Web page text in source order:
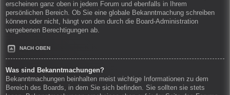
erscheinen ganz oben in jedem Forum und ebenfalls in Ihrem
persönlichen Bereich. Ob Sie eine globale Bekanntmachung schreiben
können oder nicht, hängt von den durch die Board-Administration
vergebenen Berechtigungen ab.
NACH OBEN
Was sind Bekanntmachungen?
Bekanntmachungen beinhalten meist wichtige Informationen zu dem
Bereich des Boards, in dem Sie sich befinden. Sie sollten sie stets